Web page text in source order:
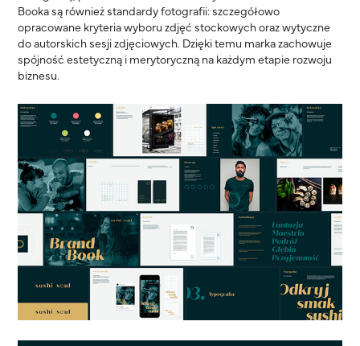
Booka są również standardy fotografii: szczegółowo
opracowane kryteria wyboru zdjęć stockowych oraz wytyczne
do autorskich sesji zdjęciowych. Dzięki temu marka zachowuje
spójność estetyczną i merytoryczną na każdym etapie rozwoju
biznesu.